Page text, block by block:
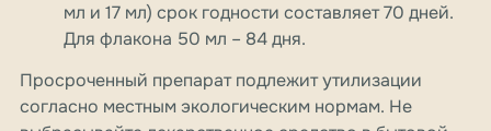
мл и 17 мл) срок годности составляет 70 дней.
Для флакона 50 мл – 84 дня.
Просроченный препарат подлежит утилизации
согласно местным экологическим нормам. Не